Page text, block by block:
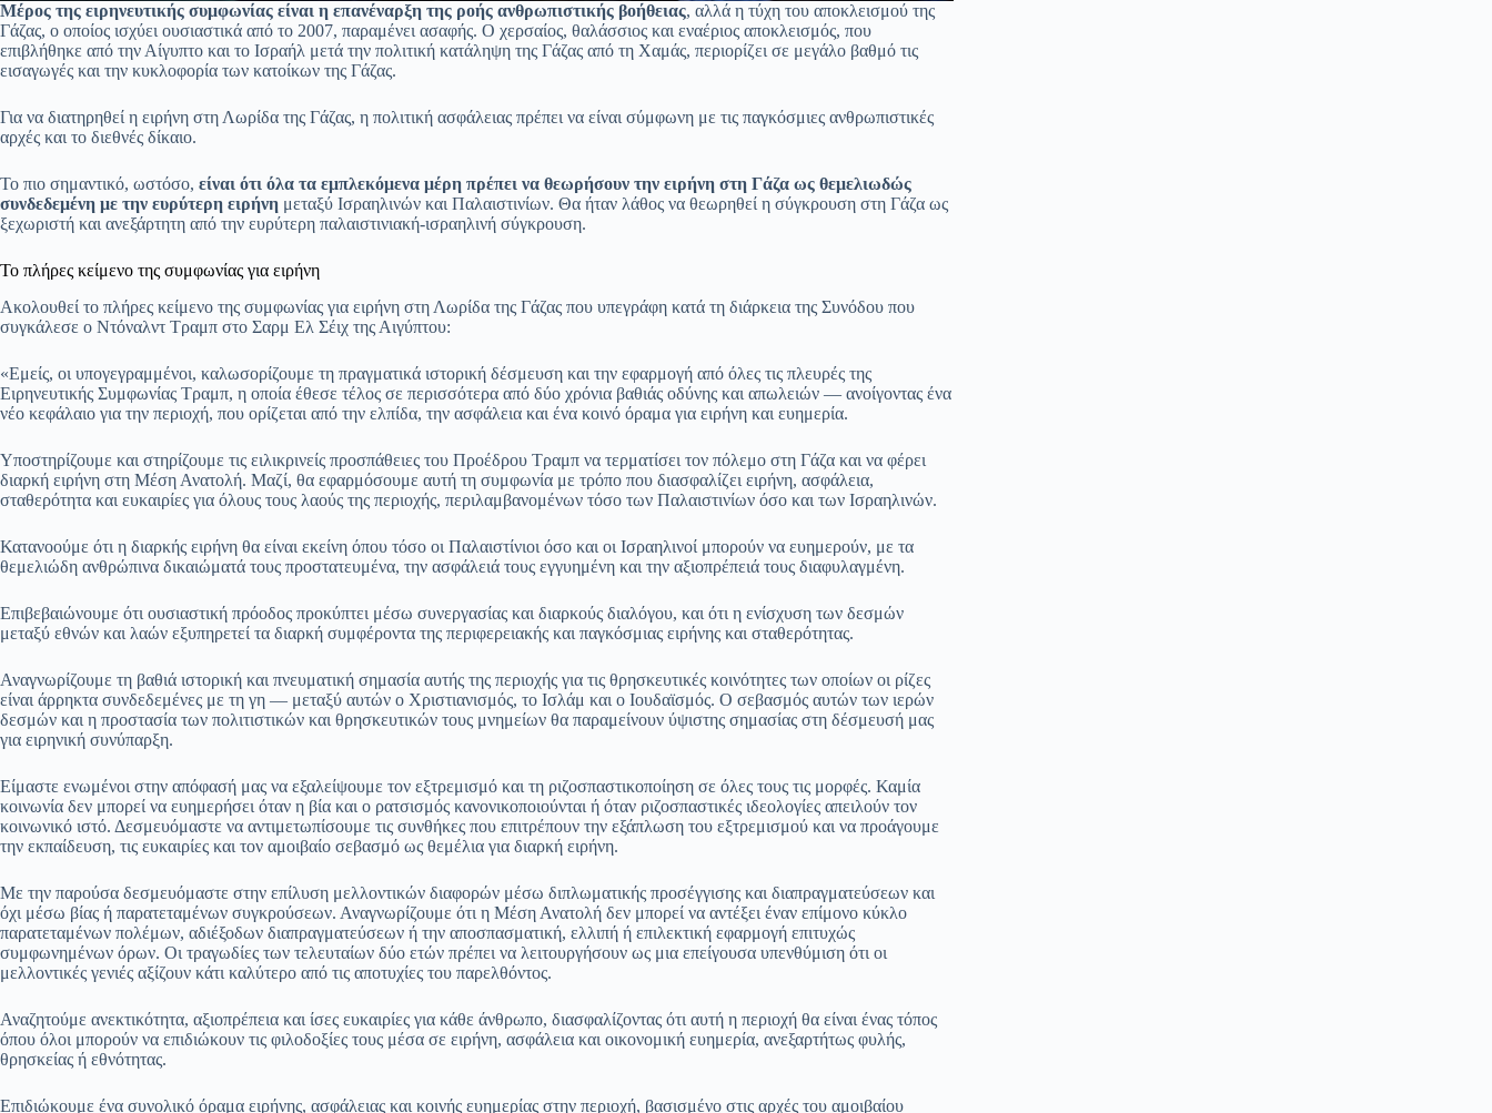
Μέρος της ειρηνευτικής συμφωνίας είναι η επανέναρξη της ροής ανθρωπιστικής βοήθειας, αλλά η τύχη του αποκλεισμού της
Γάζας, ο οποίος ισχύει ουσιαστικά από το 2007, παραμένει ασαφής. Ο χερσαίος, θαλάσσιος και εναέριος αποκλεισμός, που
επιβλήθηκε από την Αίγυπτο και το Ισραήλ μετά την πολιτική κατάληψη της Γάζας από τη Χαμάς, περιορίζει σε μεγάλο βαθμό τις
εισαγωγές και την κυκλοφορία των κατοίκων της Γάζας.
Για να διατηρηθεί η ειρήνη στη Λωρίδα της Γάζας, η πολιτική ασφάλειας πρέπει να είναι σύμφωνη με τις παγκόσμιες ανθρωπιστικές
αρχές και το διεθνές δίκαιο.
Το πιο σημαντικό, ωστόσο, είναι ότι όλα τα εμπλεκόμενα μέρη πρέπει να θεωρήσουν την ειρήνη στη Γάζα ως θεμελιωδώς
συνδεδεμένη με την ευρύτερη ειρήνη μεταξύ Ισραηλινών και Παλαιστινίων. Θα ήταν λάθος να θεωρηθεί η σύγκρουση στη Γάζα ως
ξεχωριστή και ανεξάρτητη από την ευρύτερη παλαιστινιακή-ισραηλινή σύγκρουση.
Το πλήρες κείμενο της συμφωνίας για ειρήνη
Ακολουθεί το πλήρες κείμενο της συμφωνίας για ειρήνη στη Λωρίδα της Γάζας που υπεγράφη κατά τη διάρκεια της Συνόδου που
συγκάλεσε ο Ντόναλντ Τραμπ στο Σαρμ Ελ Σέιχ της Αιγύπτου:
«Εμείς, οι υπογεγραμμένοι, καλωσορίζουμε τη πραγματικά ιστορική δέσμευση και την εφαρμογή από όλες τις πλευρές της
Ειρηνευτικής Συμφωνίας Τραμπ, η οποία έθεσε τέλος σε περισσότερα από δύο χρόνια βαθιάς οδύνης και απωλειών — ανοίγοντας ένα
νέο κεφάλαιο για την περιοχή, που ορίζεται από την ελπίδα, την ασφάλεια και ένα κοινό όραμα για ειρήνη και ευημερία.
Υποστηρίζουμε και στηρίζουμε τις ειλικρινείς προσπάθειες του Προέδρου Τραμπ να τερματίσει τον πόλεμο στη Γάζα και να φέρει
διαρκή ειρήνη στη Μέση Ανατολή. Μαζί, θα εφαρμόσουμε αυτή τη συμφωνία με τρόπο που διασφαλίζει ειρήνη, ασφάλεια,
σταθερότητα και ευκαιρίες για όλους τους λαούς της περιοχής, περιλαμβανομένων τόσο των Παλαιστινίων όσο και των Ισραηλινών.
Κατανοούμε ότι η διαρκής ειρήνη θα είναι εκείνη όπου τόσο οι Παλαιστίνιοι όσο και οι Ισραηλινοί μπορούν να ευημερούν, με τα
θεμελιώδη ανθρώπινα δικαιώματά τους προστατευμένα, την ασφάλειά τους εγγυημένη και την αξιοπρέπειά τους διαφυλαγμένη.
Επιβεβαιώνουμε ότι ουσιαστική πρόοδος προκύπτει μέσω συνεργασίας και διαρκούς διαλόγου, και ότι η ενίσχυση των δεσμών
μεταξύ εθνών και λαών εξυπηρετεί τα διαρκή συμφέροντα της περιφερειακής και παγκόσμιας ειρήνης και σταθερότητας.
Αναγνωρίζουμε τη βαθιά ιστορική και πνευματική σημασία αυτής της περιοχής για τις θρησκευτικές κοινότητες των οποίων οι ρίζες
είναι άρρηκτα συνδεδεμένες με τη γη — μεταξύ αυτών ο Χριστιανισμός, το Ισλάμ και ο Ιουδαϊσμός. Ο σεβασμός αυτών των ιερών
δεσμών και η προστασία των πολιτιστικών και θρησκευτικών τους μνημείων θα παραμείνουν ύψιστης σημασίας στη δέσμευσή μας
για ειρηνική συνύπαρξη.
Είμαστε ενωμένοι στην απόφασή μας να εξαλείψουμε τον εξτρεμισμό και τη ριζοσπαστικοποίηση σε όλες τους τις μορφές. Καμία
κοινωνία δεν μπορεί να ευημερήσει όταν η βία και ο ρατσισμός κανονικοποιούνται ή όταν ριζοσπαστικές ιδεολογίες απειλούν τον
κοινωνικό ιστό. Δεσμευόμαστε να αντιμετωπίσουμε τις συνθήκες που επιτρέπουν την εξάπλωση του εξτρεμισμού και να προάγουμε
την εκπαίδευση, τις ευκαιρίες και τον αμοιβαίο σεβασμό ως θεμέλια για διαρκή ειρήνη.
Με την παρούσα δεσμευόμαστε στην επίλυση μελλοντικών διαφορών μέσω διπλωματικής προσέγγισης και διαπραγματεύσεων και
όχι μέσω βίας ή παρατεταμένων συγκρούσεων. Αναγνωρίζουμε ότι η Μέση Ανατολή δεν μπορεί να αντέξει έναν επίμονο κύκλο
παρατεταμένων πολέμων, αδιέξοδων διαπραγματεύσεων ή την αποσπασματική, ελλιπή ή επιλεκτική εφαρμογή επιτυχώς
συμφωνημένων όρων. Οι τραγωδίες των τελευταίων δύο ετών πρέπει να λειτουργήσουν ως μια επείγουσα υπενθύμιση ότι οι
μελλοντικές γενιές αξίζουν κάτι καλύτερο από τις αποτυχίες του παρελθόντος.
Αναζητούμε ανεκτικότητα, αξιοπρέπεια και ίσες ευκαιρίες για κάθε άνθρωπο, διασφαλίζοντας ότι αυτή η περιοχή θα είναι ένας τόπος
όπου όλοι μπορούν να επιδιώκουν τις φιλοδοξίες τους μέσα σε ειρήνη, ασφάλεια και οικονομική ευημερία, ανεξαρτήτως φυλής,
θρησκείας ή εθνότητας.
Επιδιώκουμε ένα συνολικό όραμα ειρήνης, ασφάλειας και κοινής ευημερίας στην περιοχή, βασισμένο στις αρχές του αμοιβαίου